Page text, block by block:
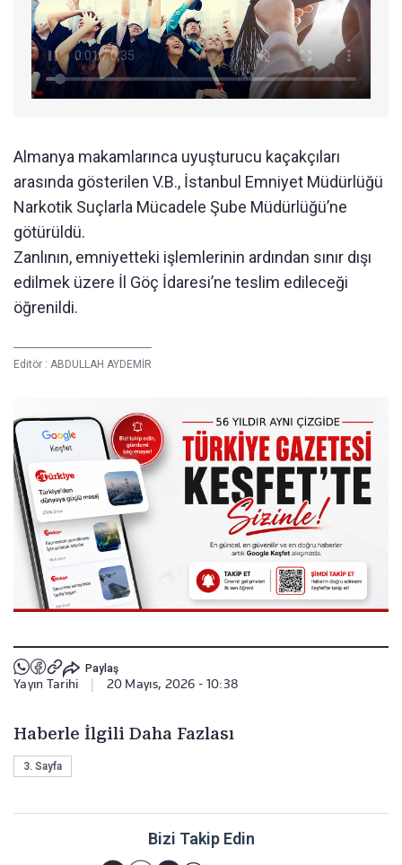
Almanya makamlarınca uyuşturucu kaçakçıları
arasında gösterilen V.B., İstanbul Emniyet Müdürlüğü
Narkotik Suçlarla Mücadele Şube Müdürlüğü’ne
götürüldü.
Zanlının, emniyetteki işlemlerinin ardından sınır dışı
edilmek üzere İl Göç İdaresi’ne teslim edileceği
öğrenildi.
Editör : ABDULLAH AYDEMİR
Paylaş
Yayın Tarihi 20 Mayıs, 2026 - 10:38
Haberle İlgili Daha Fazlası
3. Sayfa
Bizi Takip Edin